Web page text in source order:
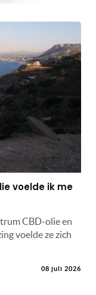
voelde ik me
CBD-olie en
voelde ze zich
08 juli 2026